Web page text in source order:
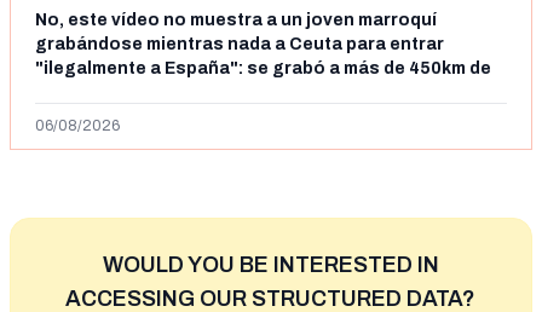
No, este vídeo no muestra a un joven marroquí
grabándose mientras nada a Ceuta para entrar
"ilegalmente a España": se grabó a más de 450km de
06/08/2026
WOULD YOU BE INTERESTED IN
ACCESSING OUR STRUCTURED DATA?